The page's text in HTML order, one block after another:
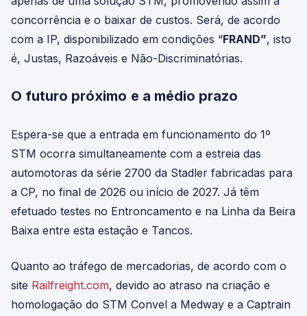
concorrência e o baixar de custos. Será, de acordo
com a IP, disponibilizado em condições “FRAND”, isto
é, Justas, Razoáveis e Não-Discriminatórias.
O futuro próximo e a médio prazo
Espera-se que a entrada em funcionamento do 1º
STM ocorra simultaneamente com a estreia das
automotoras da série 2700 da Stadler fabricadas para
a CP, no final de 2026 ou início de 2027. Já têm
efetuado testes no Entroncamento e na Linha da Beira
Baixa entre esta estação e Tancos.
Quanto ao tráfego de mercadorias, de acordo com o
site Railfreight.com, devido ao atraso na criação e
homologação do STM Convel a Medway e a Captrain